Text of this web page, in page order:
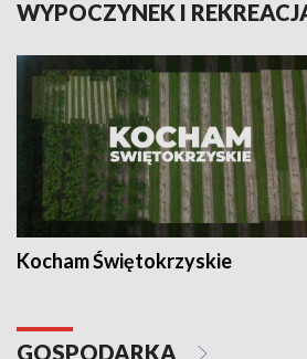
WYPOCZYNEK I
Kocham Świętokrzyskie
GOSPODARKA